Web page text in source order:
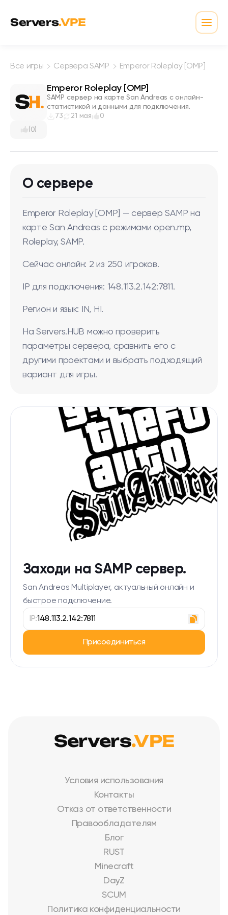
Servers.VPE
Все игры Сервера SAMP Emperor Roleplay [OMP]
(0)
Emperor Roleplay [OMP]
SAMP сервер на карте San Andreas с онлайн-
статистикой и данными для подключения.
73
21 мая 0
О сервере
Emperor Roleplay [OMP] — сервер SAMP на
карте San Andreas с режимами open.mp,
Roleplay, SAMP.
Сейчас онлайн: 2 из 250 игроков.
IP для подключения: 148.113.2.142:7811.
Регион и язык: IN, HI.
На Servers.HUB можно проверить
параметры сервера, сравнить его с
другими проектами и выбрать подходящий
вариант для игры.
Заходи на SAMP сервер.
San Andreas Multiplayer, актуальный онлайн и
быстрое подключение.
IP:148.113.2.142:7811
Присоединиться
Условия использования
Контакты
Отказ от ответственности
Правообладателям
Блог
RUST
Minecraft
DayZ
SCUM
Политика конфиденциальности
Servers.VPE